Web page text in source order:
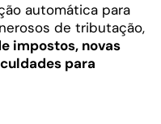
automática para
de tributação,
impostos, novas
para